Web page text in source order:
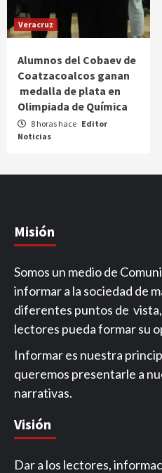
Veracruz
Alumnos del Cobaev de
Coatzacoalcos ganan
medalla de plata en
Olimpiada de Química
8 horas hace Editor
Noticias
Misión
Somos un medio de
informar a la sociedad de
diferentes puntos de
lectores pueda formar su
Informar es nuestra
queremos presentarle a
narrativas.
Visión
Dar a los lectores,